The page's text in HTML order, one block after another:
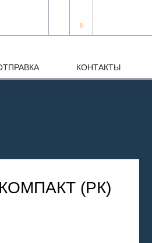
0
КОНТАКТЫ
(РК)